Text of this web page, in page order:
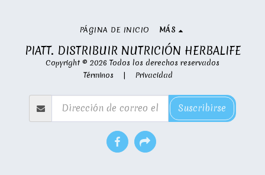
PIATT. DISTRIBUIR NUTRICIÓN HERBALIFE
Copyright © 2026 Todos los derechos reservados
Términos | Privacidad
PÁGINA DE INICIO MÁS
Suscribirse